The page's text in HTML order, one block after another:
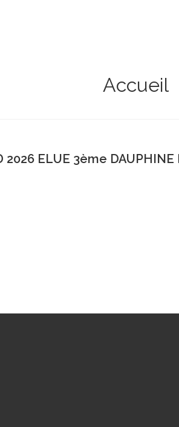
Accueil
2026 ELUE 3ème DAUPHINE